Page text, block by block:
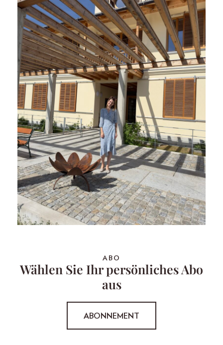
ABO
Wählen Sie Ihr persönliches Abo
aus
ABONNEMENT